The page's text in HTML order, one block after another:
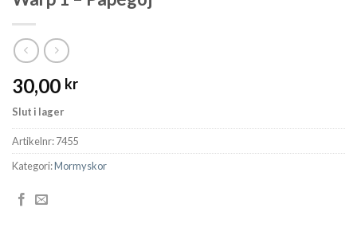
30,00 kr
Slut i lager
Artikelnr:7455
Kategori:Mormyskor